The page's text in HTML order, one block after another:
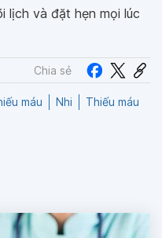
lịch và đặt hẹn mọi lúc
Chia sẻ
máu Nhi Thiếu máu